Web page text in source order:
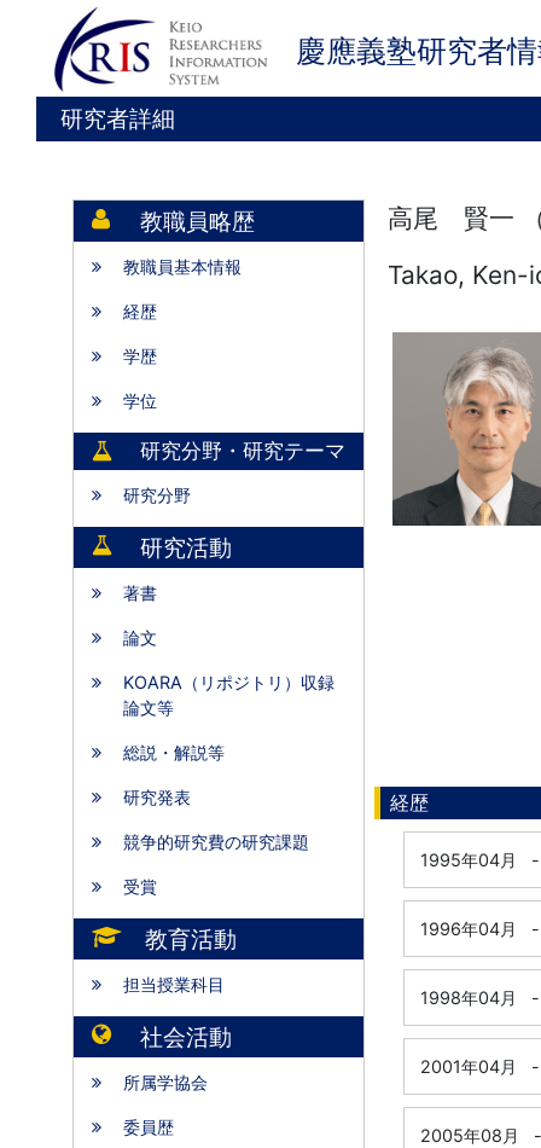
慶應義塾研究者
研究者詳細
教職員略歴
教職員基本情報
経歴
学歴
学位
研究分野・研究テーマ
研究分野
研究活動
著書
論文
KOARA（リポジトリ）収録
論文等
総説・解説等
研究発表
競争的研究費の研究課題
受賞
教育活動
担当授業科目
社会活動
所属学協会
委員歴
高尾 賢一
Takao, Ken-
経歴
1995年04月 -
1996年04月 -
1998年04月 -
2001年04月 -
2005年08月 -